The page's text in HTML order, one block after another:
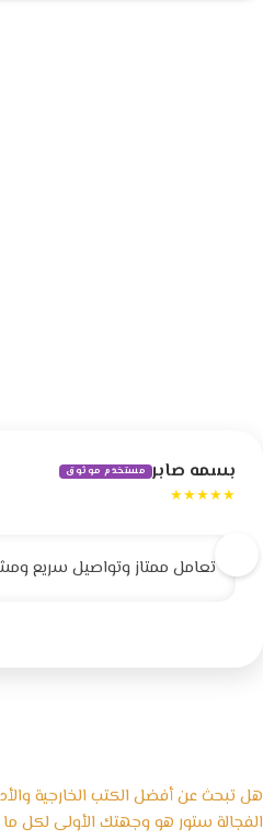
بسمه صابر مستخدم موثوق
★★★★★
تعامل ممتاز وتواصيل سريع
هل تبحث عن أفضل الكتب الخارجية
الفجالة ستور هو وجهتك الأولى لكل